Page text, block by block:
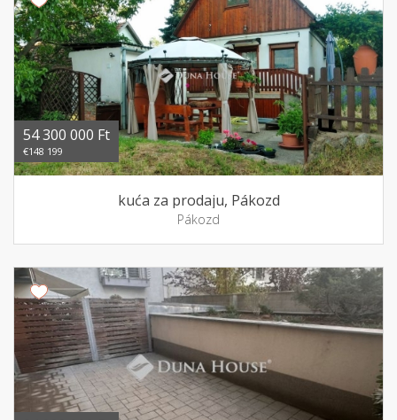
54 300 000 Ft
€148 199
kuća za prodaju, Pákozd
Pákozd